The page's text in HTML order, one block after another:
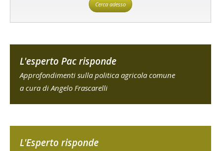
Cerca adesso
L'esperto Pac risponde
Approfondimenti sulla politica agricola comune
a cura di Angelo Frascarelli
L'Esperto risponde